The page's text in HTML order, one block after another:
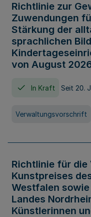
Richtlinie zur
Zuwendungen
Stärkung der
sprachlichen
von August
In Kraft Seit 20.
Verwaltungsvorschrift
Richtlinie für die
Kunstpreises
Westfalen
Landes
Künstlerinnen